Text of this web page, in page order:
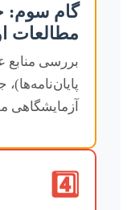
گام سوم:
مطالعات
بررسی منابع
آزمایشگاهی
4️⃣